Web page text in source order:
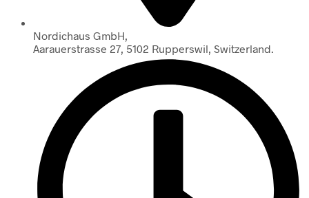
Nordichaus GmbH,
Aarauerstrasse 27, 5102 Rupperswil, Switzerland.